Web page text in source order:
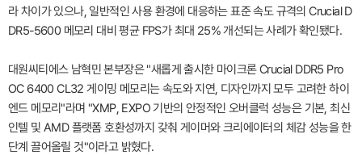
라 차이가 있으나, 일반적인 사용 환경에 대응하는 표준 속도 규격의 Crucial D
DR5-5600 메모리 대비 평균 FPS가 최대 25% 개선되는 사례가 확인됐다.
대원씨티에스 남혁민 본부장은 "새롭게 출시한 마이크론 Crucial DDR5 Pro
OC 6400 CL32 게이밍 메모리는 속도와 지연, 디자인까지 모두 고려한 하이
엔드 메모리"라며 "XMP, EXPO 기반의 안정적인 오버클럭 성능은 기본, 최신
인텔 및 AMD 플랫폼 호환성까지 갖춰 게이머와 크리에이터의 체감 성능을 한
단계 끌어올릴 것"이라고 밝혔다.